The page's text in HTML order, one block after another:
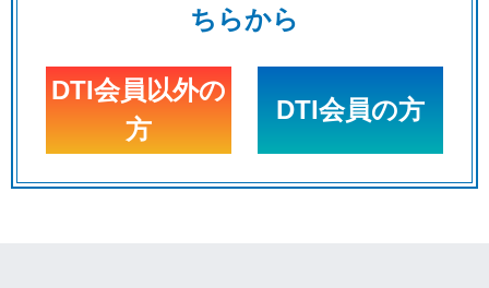
ちらから
DTI会員以外の
方
DTI会員の方